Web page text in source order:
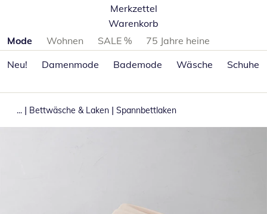
Merkzettel
Warenkorb
Produktkategorien überspringen
Mode Wohnen SALE %
75 Jahre heine
Neu!
Damenmode Bademode Wäsche Schuhe
... | Bettwäsche & Laken | Spannbettlaken